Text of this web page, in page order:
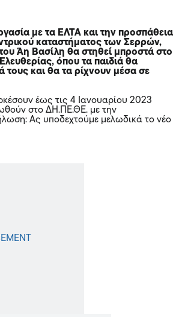
με τα ΕΛΤΑ και την προσπάθεια
καταστήματος των Σερρών,
Άη Βασίλη θα στηθεί μπροστά στο
όπου τα παιδιά θα
και θα τα ρίχνουν μέσα σε
έως τις 4 Ιανουαρίου 2023
στο ΔΗ.ΠΕ.ΘΕ. με την
Ας υποδεχτούμε μελωδικά το νέο